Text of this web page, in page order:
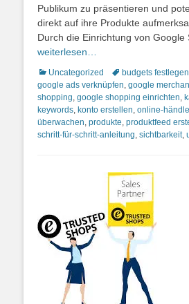
Publikum zu präsentieren und
direkt auf ihre Produkte
Durch die Einrichtung von Google
weiterlesen…
Kategorien
Uncategorized Schlagworte
budgets festlegen
google ads verknüpfen google
shopping google shopping einrichten
keywords konto erstellen online-
überwachen produkte produktfeed
schritt-für-schritt-anleitung sichtbarkeit,